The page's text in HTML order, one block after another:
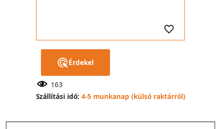
Érdekel
163
Szállítási idő: 4-5 munkanap (külső raktárról)